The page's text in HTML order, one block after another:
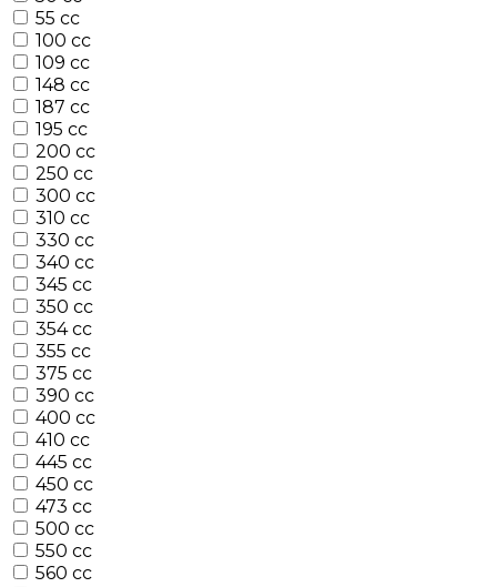
55 cc
100 cc
109 cc
148 cc
187 cc
195 cc
200 cc
250 cc
300 cc
310 cc
330 cc
340 cc
345 cc
350 cc
354 cc
355 cc
375 cc
390 cc
400 cc
410 cc
445 cc
450 cc
473 cc
500 cc
550 cc
560 cc